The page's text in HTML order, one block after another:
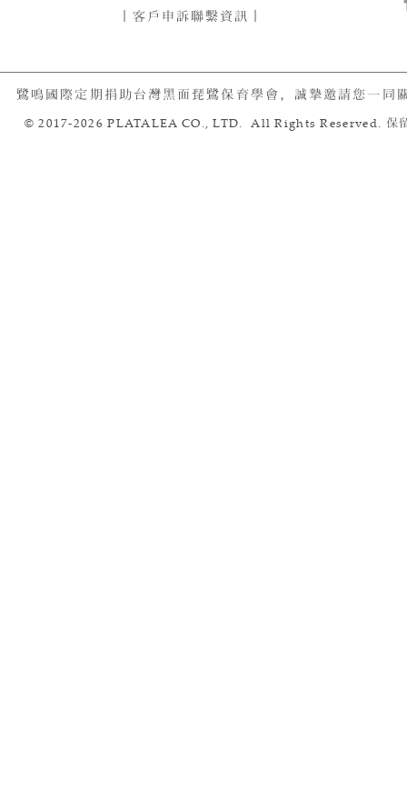
｜客戶申訴聯繫資訊｜
鷺鳴國際定期捐助台灣黑面琵鷺保育學會，誠摯邀請您一同
© 2017-2026 PLATALEA CO., LTD. All Rights Reserved. 保